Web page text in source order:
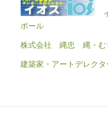
ボール
株式会社 縄忠 縄・む
建築家・アートデレク